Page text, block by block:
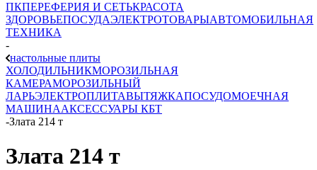
ПКПЕРЕФЕРИЯ И СЕТЬКРАСОТА
ЗДОРОВЬЕПОСУДАЭЛЕКТРОТОВАРЫАВТОМОБИЛЬНАЯ
ТЕХНИКА
-
настольные плиты
ХОЛОДИЛЬНИКМОРОЗИЛЬНАЯ
КАМЕРАМОРОЗИЛЬНЫЙ
ЛАРЬЭЛЕКТРОПЛИТАВЫТЯЖКАПОСУДОМОЕЧНАЯ
МАШИНААКСЕССУАРЫ КБТ
-Злата 214 т
Злата 214 т